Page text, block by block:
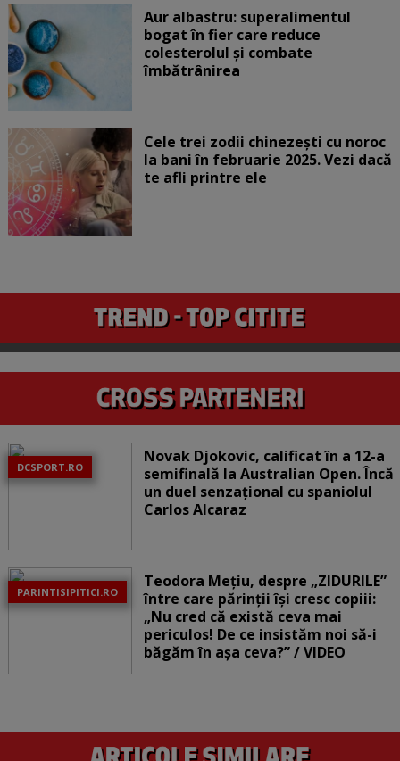
Aur albastru: superalimentul
bogat în fier care reduce
colesterolul și combate
îmbătrânirea
Cele trei zodii chinezești cu noroc
la bani în februarie 2025. Vezi dacă
te afli printre ele
DCSPORT.RO
Novak Djokovic, calificat în a 12-a
semifinală la Australian Open. Încă
un duel senzațional cu spaniolul
Carlos Alcaraz
PARINTISIPITICI.RO
Teodora Mețiu, despre „ZIDURILE”
între care părinții își cresc copiii:
„Nu cred că există ceva mai
periculos! De ce insistăm noi să-i
băgăm în așa ceva?” / VIDEO